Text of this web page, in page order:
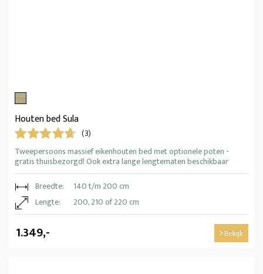
Houten bed Sula
(3)
Tweepersoons massief eikenhouten bed met optionele poten -
gratis thuisbezorgd! Ook extra lange lengtematen beschikbaar
Breedte:
140 t/m 200 cm
Lengte:
200, 210 of 220 cm
1.349,- Bekijk